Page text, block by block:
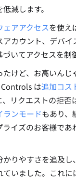
減します。
ェアアクセスを使え
アカウント、デバ
いてアクセスを制
けど、お高いんじ
Controls は追加コス
、リクエストの拒否
ランモードもあり、
イズのお客様であ
かりやすさを追及
いました。これに